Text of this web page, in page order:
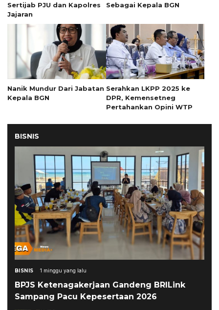
Sertijab PJU dan Kapolres
Jajaran
Sebagai Kepala BGN
Nanik Mundur Dari Jabatan
Kepala BGN
Serahkan LKPP 2025 ke
DPR, Kemensetneg
Pertahankan Opini WTP
BISNIS
BISNIS 1 minggu yang lalu
BPJS Ketenagakerjaan Gandeng BRILink
Sampang Pacu Kepesertaan 2026